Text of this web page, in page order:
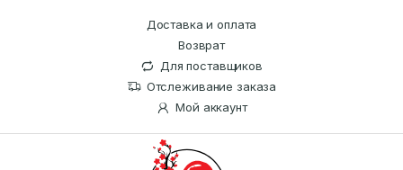
Доставка и оплата
Возврат
Для поставщиков
Отслеживание заказа
Мой аккаунт